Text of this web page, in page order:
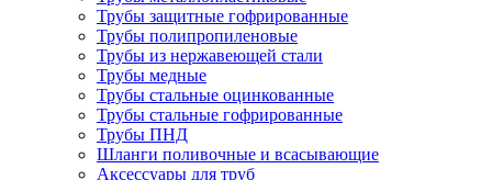
Трубы защитные гофрированные
Трубы полипропиленовые
Трубы из нержавеющей стали
Трубы медные
Трубы стальные оцинкованные
Трубы стальные гофрированные
Трубы ПНД
Шланги поливочные и всасывающие
Аксессуары для труб